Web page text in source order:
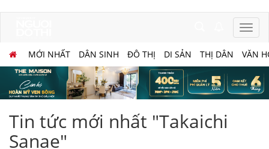
MỚI NHẤT DÂN SINH ĐÔ THỊ DI SẢN THỊ DÂN VĂN
Tin tức mới nhất "Takaichi
Sanae"